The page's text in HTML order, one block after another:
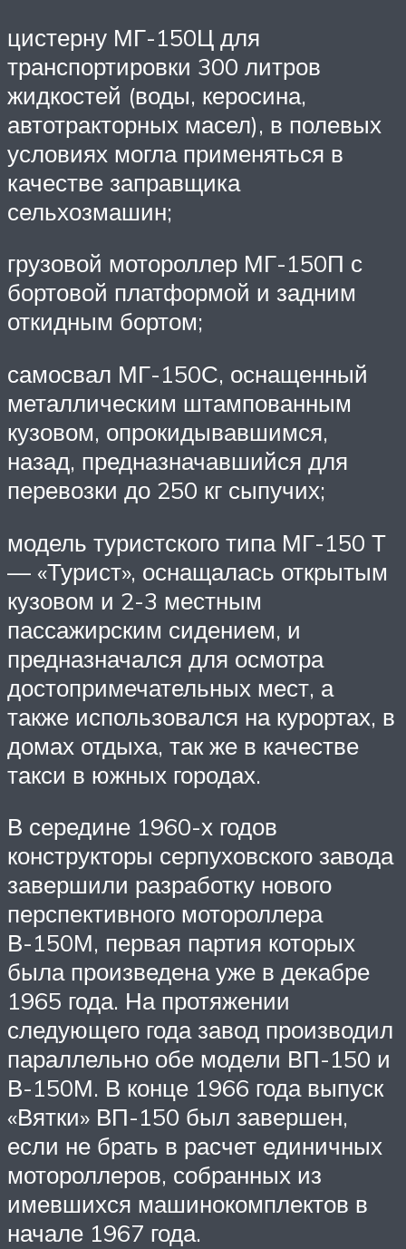
цистерну МГ-150Ц для
транспортировки 300 литров
жидкостей (воды, керосина,
автотракторных масел), в полевых
условиях могла применяться в
качестве заправщика
сельхозмашин;
грузовой мотороллер МГ-150П с
бортовой платформой и задним
откидным бортом;
самосвал МГ-150С, оснащенный
металлическим штампованным
кузовом, опрокидывавшимся,
назад, предназначавшийся для
перевозки до 250 кг сыпучих;
модель туристского типа МГ-150 Т
— «Турист», оснащалась открытым
кузовом и 2-3 местным
пассажирским сидением, и
предназначался для осмотра
достопримечательных мест, а
также использовался на курортах, в
домах отдыха, так же в качестве
такси в южных городах.
В середине 1960-х годов
конструкторы серпуховского завода
завершили разработку нового
перспективного мотороллера
В-150М, первая партия которых
была произведена уже в декабре
1965 года. На протяжении
следующего года завод производил
параллельно обе модели ВП-150 и
В-150М. В конце 1966 года выпуск
«Вятки» ВП-150 был завершен,
если не брать в расчет единичных
мотороллеров, собранных из
имевшихся машинокомплектов в
начале 1967 года.